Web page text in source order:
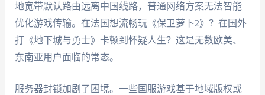
地宽带默认路由远离中国线路，普通网络方案无法智能
优化游戏传输。在法国想流畅玩《保卫萝卜2》？在国外
打《地下城与勇士》卡顿到怀疑人生？这是无数欧美、
东南亚用户面临的常态。
服务器封锁加剧了困境。一些国服游戏基于地域版权或